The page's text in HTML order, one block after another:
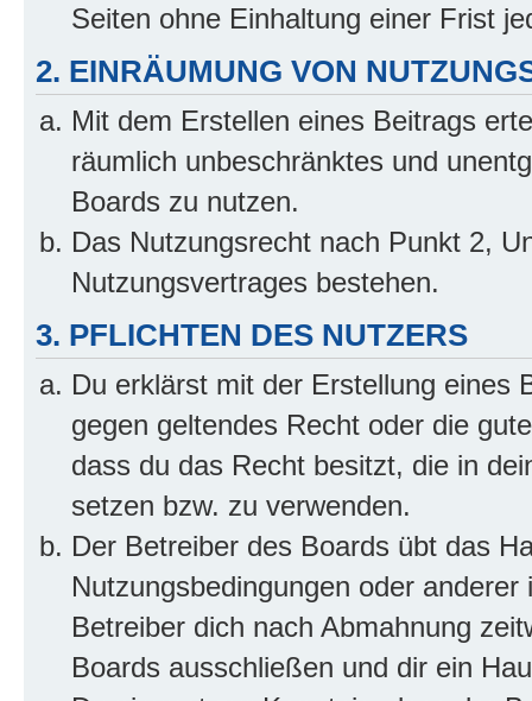
Seiten ohne Einhaltung einer Frist
2. EINRÄUMUNG VON
Mit dem Erstellen eines Beitrags
räumlich unbeschränktes und
Boards zu nutzen.
Das Nutzungsrecht nach Punkt 2,
Nutzungsvertrages bestehen.
3. PFLICHTEN DES NUTZERS
Du erklärst mit der Erstellung eines
gegen geltendes Recht oder die
dass du das Recht besitzt, die in
setzen bzw. zu verwenden.
Der Betreiber des Boards übt das
Nutzungsbedingungen oder
Betreiber dich nach Abmahnung
Boards ausschließen und dir ein